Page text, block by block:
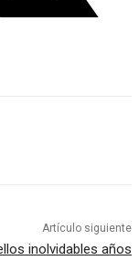
Artículo siguiente
inolvidables años